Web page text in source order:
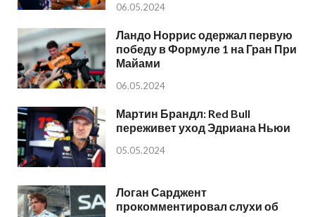
06.05.2024
Ландо Норрис одержал первую
победу в Формуле 1 на Гран При
Майами
06.05.2024
Мартин Брандл: Red Bull
переживет уход Эдриана Ньюи
05.05.2024
Логан Сарджент
прокомментировал слухи об